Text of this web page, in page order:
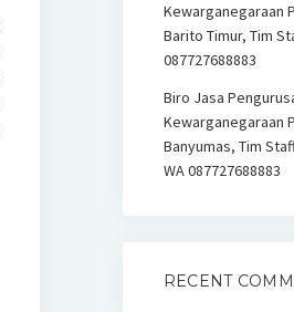
Kewarganegaraan
Barito Timur, Tim
087727688883
Biro Jasa
Kewarganegaraan
Banyumas, Tim
WA 087727688883
RECENT